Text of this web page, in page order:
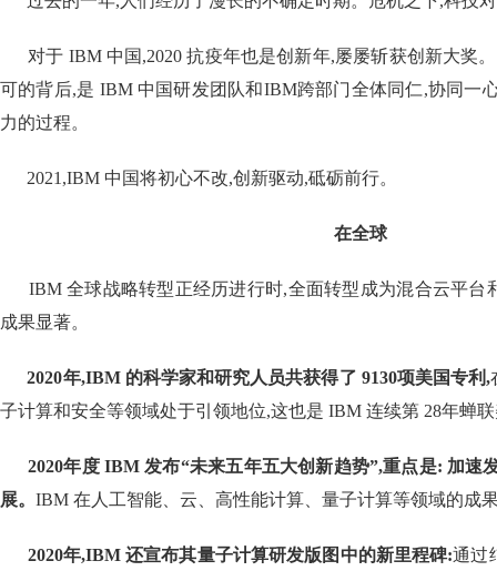
对于 IBM 中国,2020 抗疫年也是创新年,屡屡斩获创新大奖
可的背后,是 IBM 中国研发团队和IBM跨部门全体同仁,协同一
力的过程。
2021,IBM 中国将初心不改,创新驱动,砥砺前行。
在全球
IBM 全球战略转型正经历进行时,全面转型成为混合云平台
成果显著。
2020年,IBM 的科学家和研究人员共获得了 9130项美国专利,
子计算和安全等领域处于引领地位,这也是 IBM 连续第 28年蝉
2020年度IBM发布“未来五年五大创新趋势”,重点是: 加速
展。 IBM 在人工智能、云、高性能计算、量子计算等领域的成
2020年,IBM还宣布其量子计算研发版图中的新里程碑:通过